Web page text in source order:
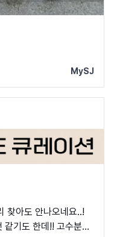
MySJ
찾아도 안나오네요..!
기도 한데!! 고수분들